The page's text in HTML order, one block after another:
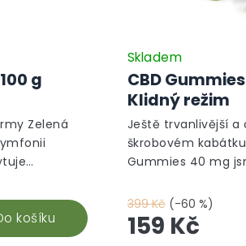
g
košíku
Zelená
bohatými
jablka,
CBD
Klidný režim
Skladem
399 Kč (-60 %)
159 Kč
Ještě trvanlivější a
škrobovém
Gummies 40 mg
čerstvost.
sladkou chuť a
které pomáhají